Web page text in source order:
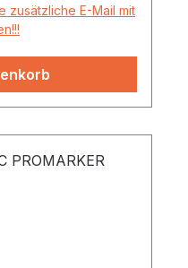
zusätzliche E-Mail mit